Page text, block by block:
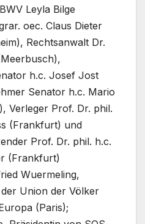
Leyla Bilge
oec. Claus Dieter
Rechtsanwalt Dr.
h.c. Josef Jost
Senator h.c. Mario
Verleger Prof. Dr. phil.
(Frankfurt) und
Prof. Dr. phil. h.c.
(Frankfurt)
Wuermeling,
Union der Völker
(Paris);